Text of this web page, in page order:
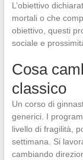
L’obiettivo
mortali o che
obiettivo, questi
sociale e
Cosa
classico
Un corso di
generici. I
livello di fragilità,
settimana. Si
cambiando